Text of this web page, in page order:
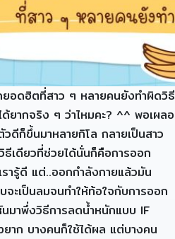
ยอดฮิตที่สาว ๆ หลายคนยังทำผิดวิธี
ยากจริง ๆ ว่าไหมคะ? ^^ พอเผลอ
ดีก็ขึ้นมาหลายกิโล กลายเป็นสาว
ธีเดียวที่ช่วยได้นั่นก็คือการออก
ารู้ดี แต่..ออกกำลังกายแล้วมัน
ะเป็นลมจนทำให้ท้อใจกับการออก
มาพึ่งวิธีการลดน้ำหนักแบบ IF
ยาก บางคนก็ใช้ได้ผล แต่บางคน